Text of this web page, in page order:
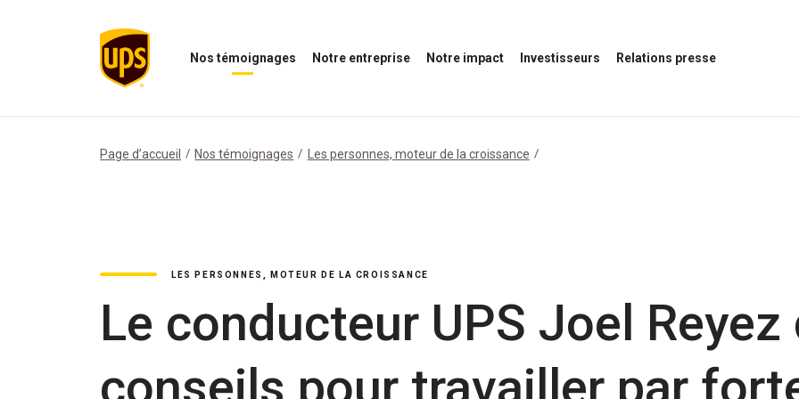
Nos témoignages
témoignages
Notre entreprise
notre
entreprise
Notre impact
impact
Investisseurs
investisseurs
Relations presse
Page d’accueil Nos témoignages Les personnes, moteur de la croissance
LES PERSONNES, MOTEUR DE LA CROISSANCE
Le conducteur UPS Joel Reyez